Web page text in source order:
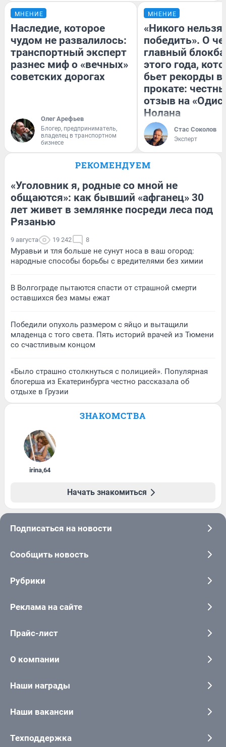
МНЕНИЕ
Наследие, которое
чудом не развалилось:
транспортный эксперт
разнес миф о «вечных»
советских дорогах
Олег Арефьев
Блогер, предприниматель,
владелец в транспортном
бизнесе
МНЕНИЕ
«Никого нельзя
победить». О
главный
этого года,
бьет рекорды в
прокате:
отзыв на
Нолана
Стас Соколов
Эксперт
РЕКОМЕНДУЕМ
«Уголовник я, родные со мной не
общаются»: как бывший «афганец» 30
лет живет в землянке посреди леса под
Рязанью
9 августа 19 242 8
Муравьи и тля больше не сунут носа в ваш огород:
народные способы борьбы с вредителями без химии
В Волгограде пытаются спасти от страшной смерти
оставшихся без мамы ежат
Победили опухоль размером с яйцо и вытащили
младенца с того света. Пять историй врачей из Тюмени
со счастливым концом
«Было страшно столкнуться с полицией». Популярная
блогерша из Екатеринбурга честно рассказала об
отдыхе в Грузии
ЗНАКОМСТВА
irina,64
Начать знакомиться
Подписаться на новости
Сообщить новость
Рубрики
Реклама на сайте
Прайс-лист
О компании
Наши награды
Наши вакансии
Техподдержка